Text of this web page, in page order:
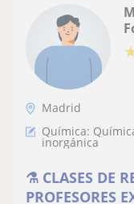
Madrid
Química:
inorgánica
⚗️ CLASES DE
PROFESORES